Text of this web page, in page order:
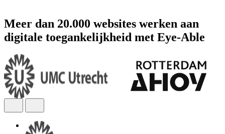
Meer dan 20.000 websites werken aan
digitale toegankelijkheid met Eye-Able